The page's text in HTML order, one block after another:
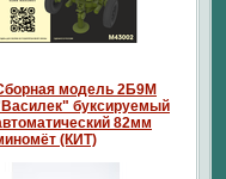
модель 2Б9М
буксируемый
82мм
(КИТ)